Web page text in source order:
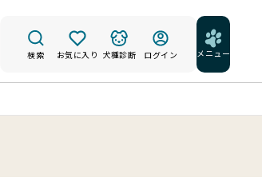
検索 お気に入り 犬種診断 ログイン メニュー